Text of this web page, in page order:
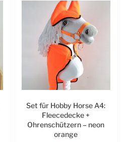
Set für Hobby Horse A4:
Fleecedecke +
Ohrenschützern – neon
orange